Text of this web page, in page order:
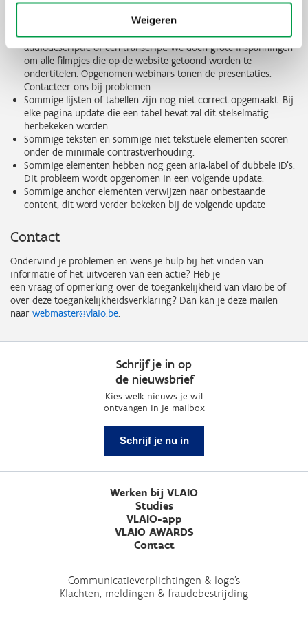
Weigeren
omschrijving. Er wordt op regelmatige basis opnieuw getest om
Nog niet alle video’s zijn voorzien van ondertiteling,
audiodescriptie of een transcript. We doen grote inspanningen
om alle filmpjes die op de website getoond worden te
ondertitelen. Opgenomen webinars tonen de presentaties.
Contacteer ons bij problemen.
Sommige lijsten of tabellen zijn nog niet correct opgemaakt. Bij
elke pagina-update die een tabel bevat zal dit stelselmatig
herbekeken worden.
Sommige teksten en sommige niet-tekstuele elementen scoren
onder de minimale contrastverhouding.
Sommige elementen hebben nog geen aria-label of dubbele ID’s.
Dit probleem wordt opgenomen in een volgende update.
Sommige anchor elementen verwijzen naar onbestaande
content, dit word verder bekeken bij de volgende update
Contact
Ondervind je problemen en wens je hulp bij het vinden van
informatie of het uitvoeren van een actie? Heb je
een vraag of opmerking over de toegankelijkheid van vlaio.be of
over deze toegankelijkheidsverklaring? Dan kan je deze mailen
naar webmaster@vlaio.be.
Schrijf je in op
de nieuwsbrief
Kies welk nieuws je wil
ontvangen in je mailbox
Schrijf je nu in
Werken bij VLAIO
Studies
VLAIO-app
VLAIO AWARDS
Contact
Communicatieverplichtingen & logo's
Klachten, meldingen & fraudebestrijding